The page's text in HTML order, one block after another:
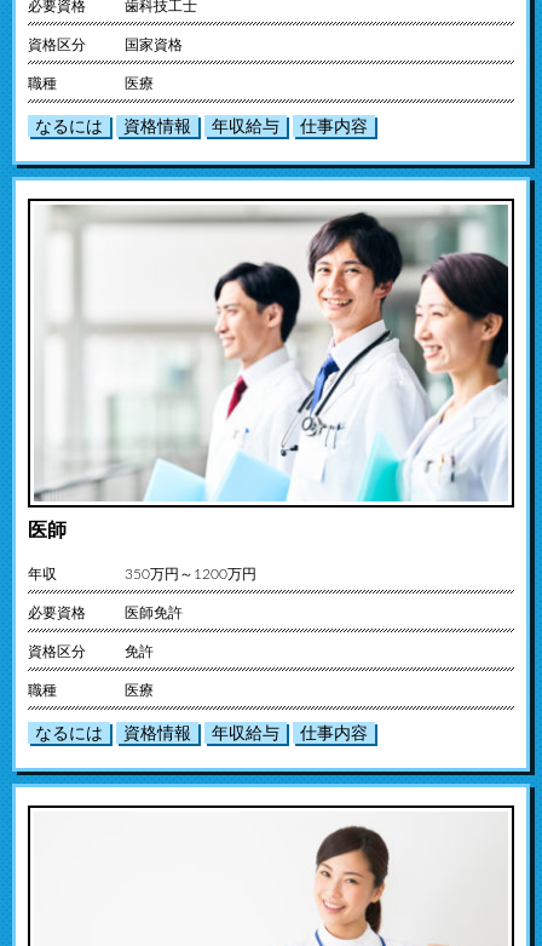
必要資格 歯科技工士
資格区分 国家資格
職種 医療
なるには 資格情報 年収給与 仕事内容
医師
年収 350万円～1200万円
必要資格 医師免許
資格区分 免許
職種 医療
なるには 資格情報 年収給与 仕事内容